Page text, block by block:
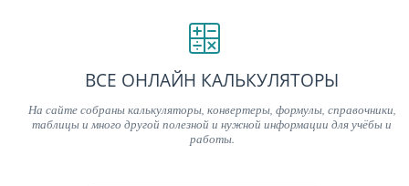
ВСЕ ОНЛАЙН КАЛЬКУЛЯТОРЫ
На сайте собраны калькуляторы, конвертеры, формулы, справочники,
таблицы и много другой полезной и нужной информации для учёбы и
работы.